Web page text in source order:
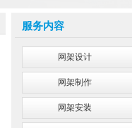
服务内容
网架设计
网架制作
网架安装